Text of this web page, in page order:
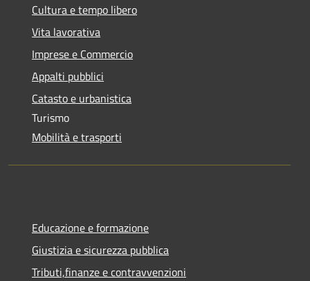
Cultura e tempo libero
Vita lavorativa
Imprese e Commercio
Appalti pubblici
Catasto e urbanistica
Turismo
Mobilità e trasporti
Educazione e formazione
Giustizia e sicurezza pubblica
Tributi,finanze e contravvenzioni